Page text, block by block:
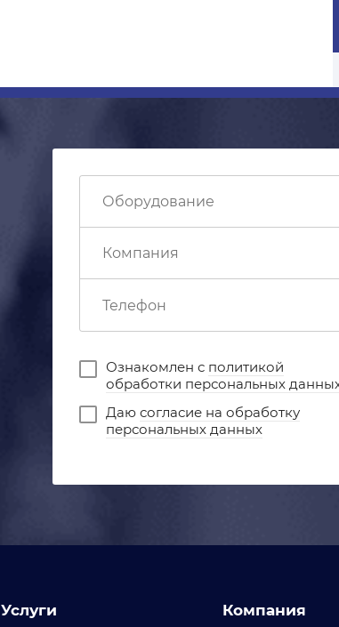
Ознакомлен с политикой
обработки персональных
Даю согласие на обработку
персональных данных
Услуги Компания